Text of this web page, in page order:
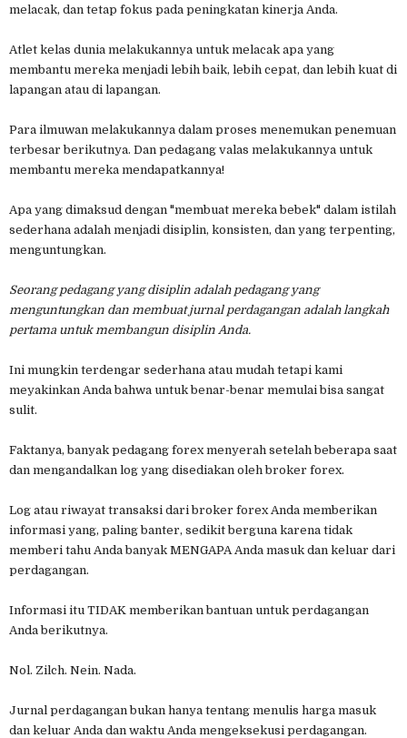
melacak, dan tetap fokus pada peningkatan kinerja Anda.
Atlet kelas dunia melakukannya untuk melacak apa yang
membantu mereka menjadi lebih baik, lebih cepat, dan lebih kuat di
lapangan atau di lapangan.
Para ilmuwan melakukannya dalam proses menemukan penemuan
terbesar berikutnya. Dan pedagang valas melakukannya untuk
membantu mereka mendapatkannya!
Apa yang dimaksud dengan "membuat mereka bebek" dalam istilah
sederhana adalah menjadi disiplin, konsisten, dan yang terpenting,
menguntungkan.
Seorang pedagang yang disiplin adalah pedagang yang
menguntungkan dan membuat jurnal perdagangan adalah langkah
pertama untuk membangun disiplin Anda.
Ini mungkin terdengar sederhana atau mudah tetapi kami
meyakinkan Anda bahwa untuk benar-benar memulai bisa sangat
sulit.
Faktanya, banyak pedagang forex menyerah setelah beberapa saat
dan mengandalkan log yang disediakan oleh broker forex.
Log atau riwayat transaksi dari broker forex Anda memberikan
informasi yang, paling banter, sedikit berguna karena tidak
memberi tahu Anda banyak MENGAPA Anda masuk dan keluar dari
perdagangan.
Informasi itu TIDAK memberikan bantuan untuk perdagangan
Anda berikutnya.
Nol. Zilch. Nein. Nada.
Jurnal perdagangan bukan hanya tentang menulis harga masuk
dan keluar Anda dan waktu Anda mengeksekusi perdagangan.